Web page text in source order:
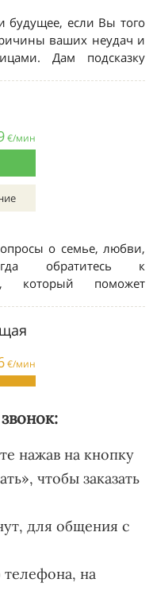
нажав на кнопку
чтобы заказать
для общения с
на